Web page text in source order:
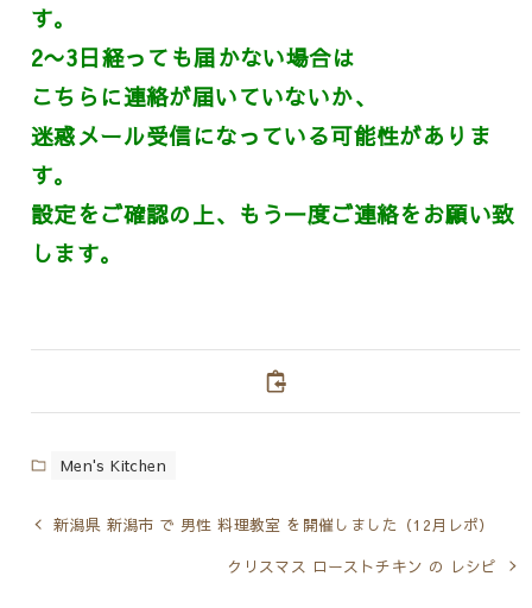
す。
2〜3日経っても届かない場合は
こちらに連絡が届いていないか、
迷惑メール受信になっている可能性がありま
す。
設定をご確認の上、もう一度ご連絡をお願い致
します。
Men's Kitchen
新潟県 新潟市 で 男性 料理教室 を開催しました（12月レポ）
クリスマス ローストチキン の レシピ